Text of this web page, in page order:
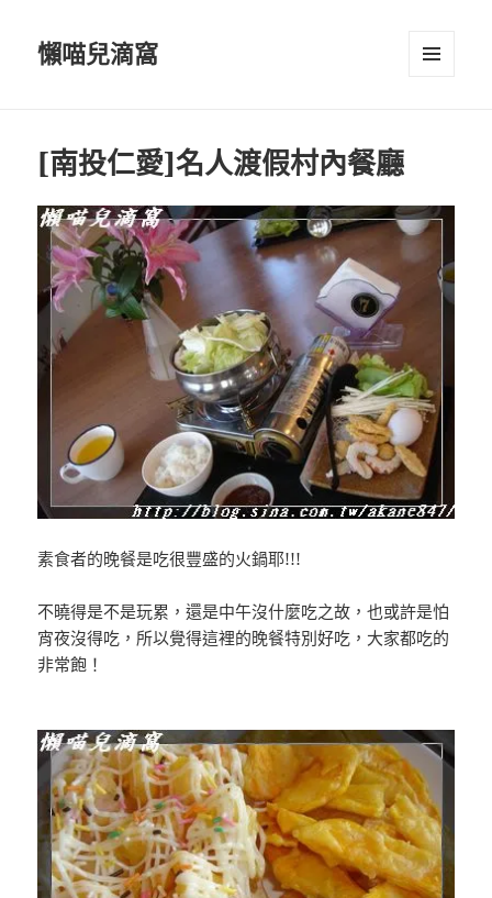
懶喵兒滴窩
[南投仁愛]名人渡假村內餐廳
素食者的晚餐是吃很豐盛的火鍋耶!!!
不曉得是不是玩累，還是中午沒什麼吃之故，也或許是怕
宵夜沒得吃，所以覺得這裡的晚餐特別好吃，大家都吃的
非常飽！